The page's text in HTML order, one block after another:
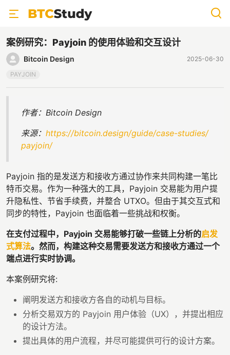
案例研究：Payjoin 的使用体验和交互设计
Bitcoin Design
2025-06-30
PAYJOIN
作者：Bitcoin Design
来源： https://bitcoin.design/guide/case-studies/
payjoin/
Payjoin 指的是发送方和接收方通过协作来共同构建一笔比
特币交易。作为一种强大的工具，Payjoin 交易能为用户提
升隐私性、节省手续费，并整合 UTXO。但由于其交互式和
同步的特性，Payjoin 也面临着一些挑战和权衡。
在支付过程中，Payjoin 交易能够打破一些链上分析的启发
式算法。然而，构建这种交易需要发送方和接收方通过一个
端点进行实时协调。
本案例研究将:
阐明发送方和接收方各自的动机与目标。
分析交易双方的 Payjoin 用户体验（UX），并提出相应
的设计方法。
提出具体的用户流程，并尽可能提供可行的设计方案。